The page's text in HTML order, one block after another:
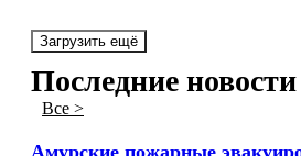
Загрузить ещё
Последние новости
Все >
Амурские пожарные